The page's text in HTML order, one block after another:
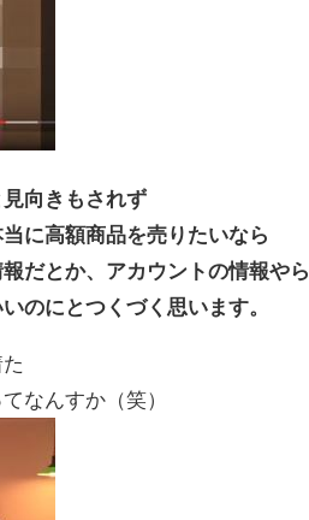
向きもされず
に高額商品を売りたいなら
だとか、アカウントの情報やら
のにとつくづく思います。
なんすか（笑）